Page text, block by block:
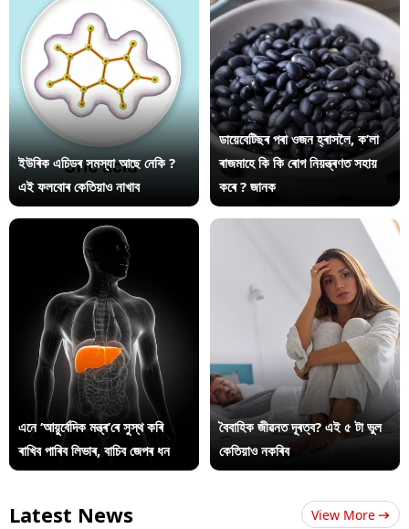
ইউৰিক এচিডৰ সমস্যা আছে নেকি ?
এই ফলবোৰ কেতিয়াও নাখাব
ডায়েবেটিছৰ পৰা ওজন হ্ৰাসলৈ, ক’লা
ৰাজমাহে কি কি ৰোগ নিয়ন্ত্ৰণত সহায়
কৰে ? জানক
এনে ‘আয়ুৰ্বেদিক মন্ত্ৰ’ৰে সুস্থ কৰি
ৰাখিব পাৰিব লিভাৰ, বাচিব জেপৰ ধন
বৈবাহিক জীৱনত দূৰত্ব? এই ৫ টা ভুল
কেতিয়াও নকৰিব
Latest News View More